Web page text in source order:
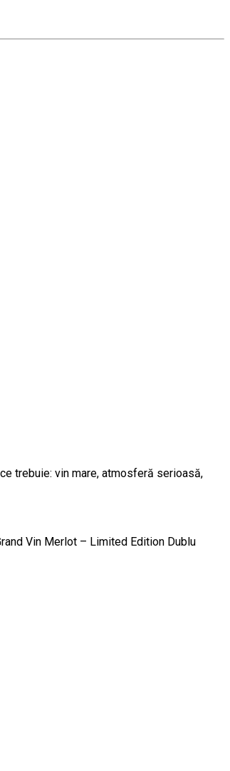
trebuie: vin mare, atmosferă serioasă,
Vin Merlot – Limited Edition Dublu